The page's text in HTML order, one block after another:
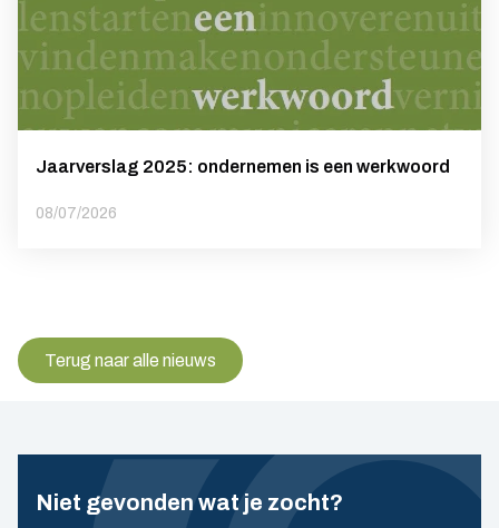
Jaarverslag 2025: ondernemen is een werkwoord
08/07/2026
Terug naar alle nieuws
Niet gevonden wat je zocht?